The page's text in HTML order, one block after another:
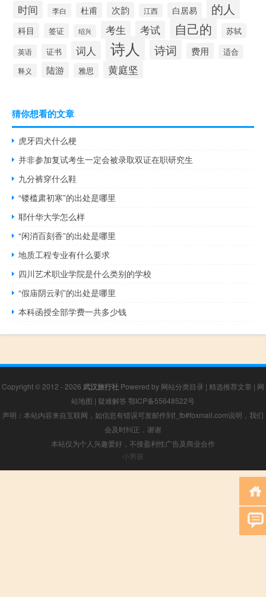
时间 李白 杜甫 次韵 江西 白居易 的人
科目 签证 绍兴 考生 考试 自己的 苏轼
英语 证书 词人 诗人 诗词 费用 适合
释义 陆游 雅思 黄庭坚
猜你想看的文章
虎牙四犬什么梗
并非参加复试考生一定会被录取双证在职研究生
九分裤穿什么鞋
“镂槛肃初寒”的出处是哪里
耶什华大学怎么样
“闲消百刻香”的出处是哪里
地质工程专业有什么要求
四川艺术职业学院是什么类别的学校
“假庙阴云剥”的出处是哪里
本科函授全部学费一共多少钱
Copyright © 2012 - 2026 武汉旅行社 Powered by 网站分类目录 | 精选推荐文章 | 网
站地图 | 疑难解答 鄂ICP备55648522号
声明：本站内容来自互联网，如信息有错误可发邮件到f_fb#foxmail.com说明，我们
会及时纠正，谢谢
本站仅为个人兴趣爱好，不接盈利性广告及商业合作
小男孩